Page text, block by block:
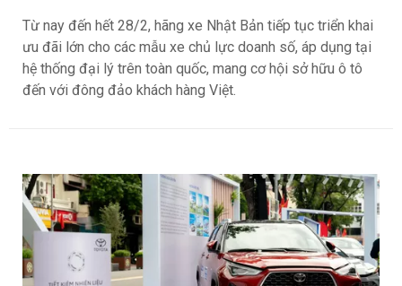
Từ nay đến hết 28/2, hãng xe Nhật Bản tiếp tục triển khai
ưu đãi lớn cho các mẫu xe chủ lực doanh số, áp dụng tại
hệ thống đại lý trên toàn quốc, mang cơ hội sở hữu ô tô
đến với đông đảo khách hàng Việt.